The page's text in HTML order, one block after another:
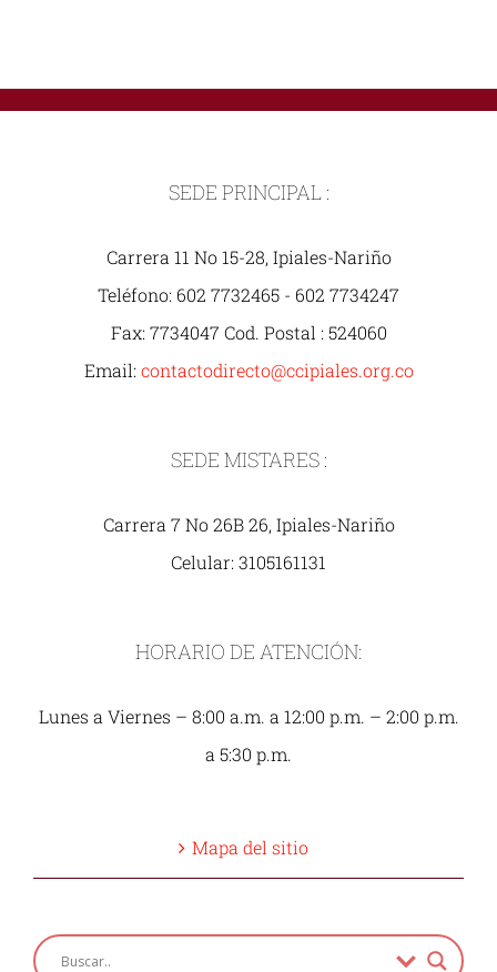
SEDE PRINCIPAL :
Carrera 11 No 15-28, Ipiales-Nariño
Teléfono: 602 7732465 - 602 7734247
Fax: 7734047 Cod. Postal : 524060
Email: contactodirecto@ccipiales.org.co
SEDE MISTARES :
Carrera 7 No 26B 26, Ipiales-Nariño
Celular: 3105161131
HORARIO DE ATENCIÓN:
Lunes a Viernes – 8:00 a.m. a 12:00 p.m. – 2:00 p.m.
a 5:30 p.m.
Mapa del sitio